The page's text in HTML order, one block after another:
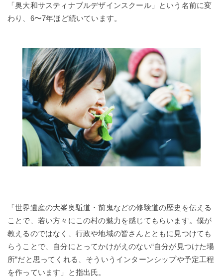
「奥大和サスティナブルデザインスクール」という名前に変
わり、6〜7年ほど続いています。
「世界遺産の大峯奥駈道・前鬼などの修験道の歴史を伝える
ことで、若い方々にこの村の魅力を感じてもらいます。僕が
教えるのではなく、行政や地域の皆さんとともに見つけても
らうことで、自分にとってかけがえのない“自分が見つけた場
所”だと思ってくれる、そういうインターンシップや予定工程
を作っています」と指出氏。